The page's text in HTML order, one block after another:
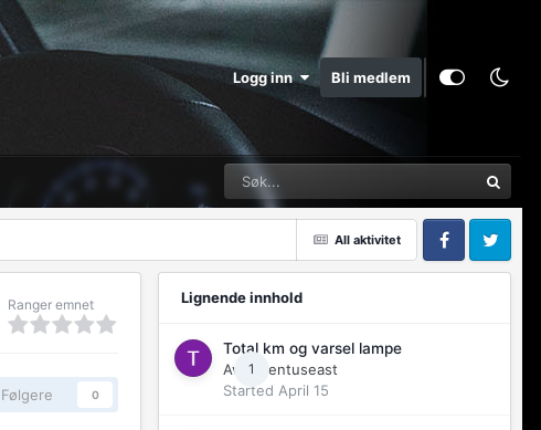
Logg inn Bli medlem
All aktivitet
FacebookTwitter
Ranger emnet
Følgere 0
Lignende innhold
1
Total km og varsel lampe
Av
v70entuseast
Started April 15